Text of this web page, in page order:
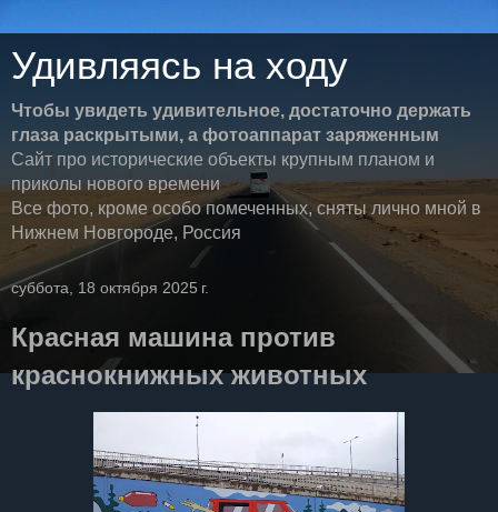
Удивляясь на ходу
Чтобы увидеть удивительное, достаточно держать
глаза раскрытыми, а фотоаппарат заряженным
Сайт про исторические объекты крупным планом и
приколы нового времени
Все фото, кроме особо помеченных, сняты лично мной в
Нижнем Новгороде, Россия
суббота, 18 октября 2025 г.
Красная машина против
краснокнижных животных